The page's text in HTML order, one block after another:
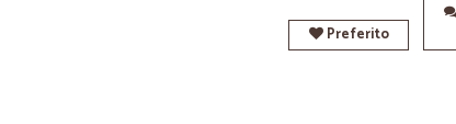
Preferito